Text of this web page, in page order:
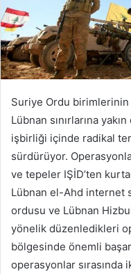
Suriye Ordu birimlerinin
Lübnan sınırlarına
işbirliği içinde radikal
sürdürüyor.
ve tepeler IŞİD’ten
Lübnan el-Ahd internet
ordusu ve Lübnan
yönelik düzenledikleri
bölgesinde önemli
operasyonlar